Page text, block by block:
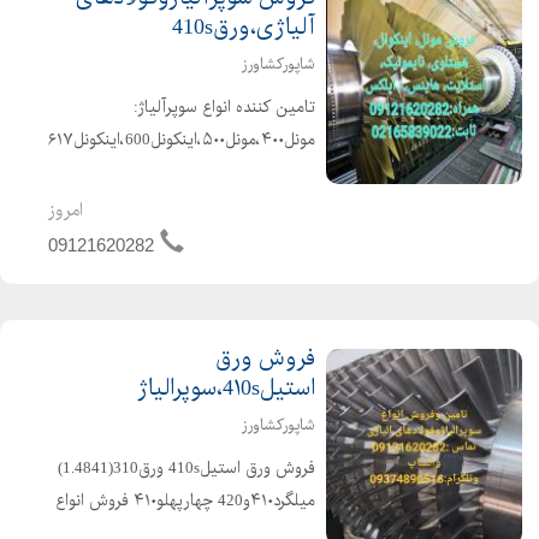
آلیاژی،ورق410s
شاپورکشاورز
تامین کننده انواع سوپرآلیاژ:
امروز
09121620282
فروش ورق
استیل4۱0s،سوپرالیاژ
شاپورکشاورز
فروش ورق استیل410s ورق310(1.4841)
میلگرد۴۱۰و420 چهارپهلو۴۱۰ فروش انواع